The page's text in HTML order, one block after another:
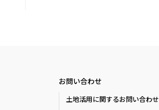
お問い合わせ
土地活用に関するお問い合わせ